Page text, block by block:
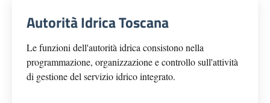
Autorità Idrica Toscana
Le funzioni dell'autorità idrica consistono nella
programmazione, organizzazione e controllo sull'attività
di gestione del servizio idrico integrato.